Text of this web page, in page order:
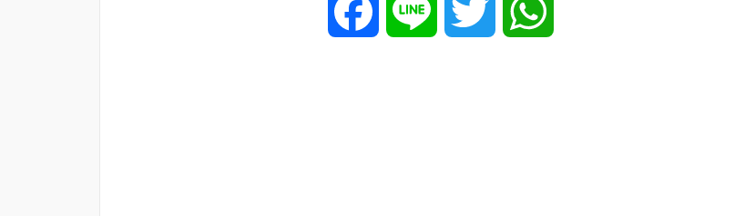
Facebook Line Twitter